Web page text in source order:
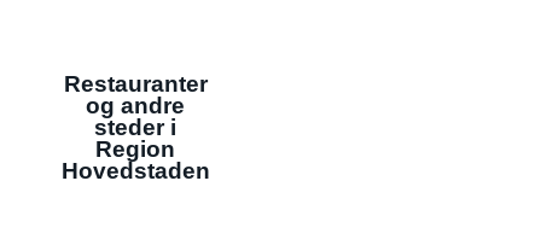
Restauranter
og andre
steder i
Region
Hovedstaden